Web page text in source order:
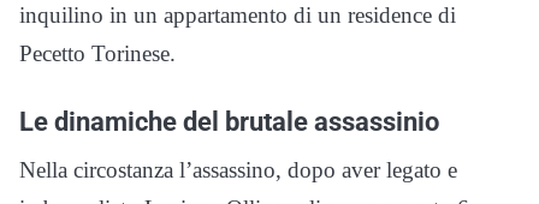
inquilino in un appartamento di un residence di
Pecetto Torinese.
Le dinamiche del brutale assassinio
Nella circostanza l’assassino, dopo aver legato e